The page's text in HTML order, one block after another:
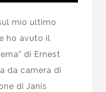
mio ultimo
ho avuto il
di Ernest
da camera di
di Janis